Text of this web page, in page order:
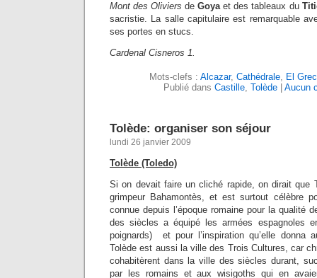
Mont des OliviersdeGoyaet des tableaux du
sacristie. La salle capitulaire est remarquable
ses portes en stucs.
Cardenal Cisneros 1.
Mots-clefs : Alcazar, Cathédrale, El
Publié dans Castille, Tolède Aucun
Tolède: organiser son séjour
lundi 26 janvier 2009
Tolède (Toledo)
Si on devait faire un cliché rapide, on dirait que
grimpeur Bahamontès, et est surtout célèbre
connue depuis l’époque romaine pour la qualité
des siècles a équipé les armées espagnoles
poignards) et pour l’inspiration qu’elle donna
Tolède est aussi la ville des Trois Cultures, car
cohabitèrent dans la ville des siècles durant,
par les romains et aux wisigoths qui en